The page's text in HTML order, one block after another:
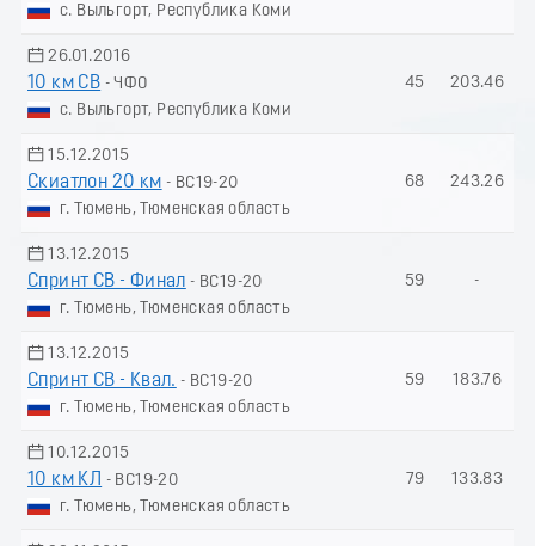
с. Выльгорт, Республика Коми
26.01.2016
10 км СВ - ЧФО
с. Выльгорт, Республика Коми
45 203.46
15.12.2015
Скиатлон 20 км - ВС19-20
г. Тюмень, Тюменская область
68 243.26
13.12.2015
Спринт СВ - Финал - ВС19-20
г. Тюмень, Тюменская область
59 -
13.12.2015
Спринт СВ - Квал. - ВС19-20
г. Тюмень, Тюменская область
59 183.76
10.12.2015
10 км КЛ
- ВС19-20
г. Тюмень, Тюменская область
79 133.83